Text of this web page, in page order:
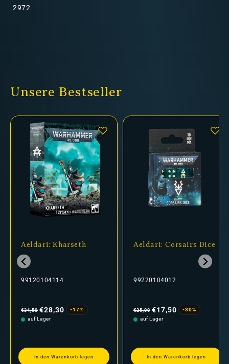
2972
Unsere Bestseller
Aeldari: Kharseth
99120104114
Preis
€34,50 €28,30
-17%
auf Lager
In den Warenkorb legen
Aeldari: Corsairs Dice
99220104012
Preis
€25,00 €17,50
-30%
auf Lager
In den Warenkorb legen